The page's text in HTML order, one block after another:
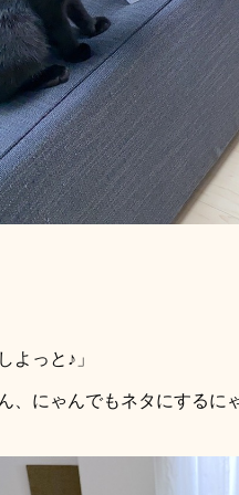
よっと♪」
、にゃんでもネタにするに